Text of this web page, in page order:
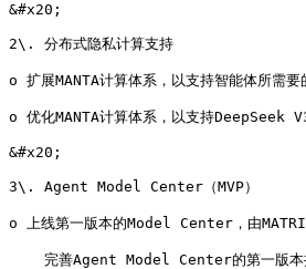
&#x20;
2\. 分布式隐私计算支持
o 扩展MANTA计算体系，以支持智能体所需要
o 优化MANTA计算体系，以支持DeepSeek
&#x20;
3\. Agent Model Center（MVP）
o 上线第一版本的Model Center，由
完善Agent Model Center的第一版本